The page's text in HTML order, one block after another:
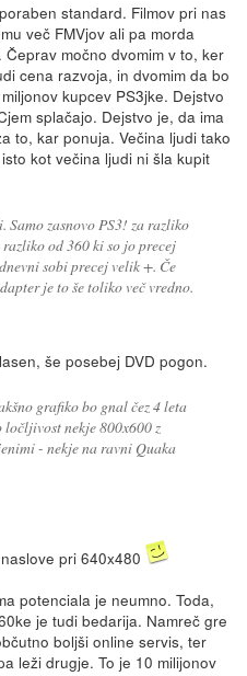
standard. Filmov pri nas
več FMVjov ali pa morda
močno dvomim v to, ker
cena razvoja, in dvomim da bo
kupcev PS3jke. Dejstvo
splačajo. Dejstvo je, da ima
to, kar ponuja. Večina ljudi tako
kot večina ljudi ni šla kupit
Samo zasnovo PS3! za razliko
od 360 ki so jo precej
sobi precej velik +. Če
je to še toliko več vredno.
še posebej DVD pogon.
grafiko bo gnal čez 4 leta
nekje 800x600 z
- nekje na ravni Quaka
pri 640x480
potenciala je neumno. Toda,
je tudi bedarija. Namreč gre
boljši online servis, ter
leži drugje. To je 10 milijonov